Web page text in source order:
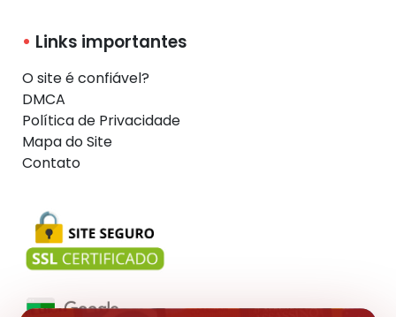
Links importantes
O site é confiável?
DMCA
Política de Privacidade
Mapa do Site
Contato